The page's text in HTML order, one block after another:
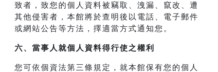
致者，致您的個人資料被竊取、洩漏、竄改、遭
其他侵害者，本館將於查明後以電話、電子郵件
或網站公告等方法，擇適當方式通知您。
六、當事人就個人資料得行使之權利
您可依個資法第三條規定，就本館保有您的個人